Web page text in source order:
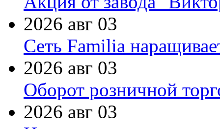
2026 авг 03
Сеть Familia
2026 авг 03
Оборот розничной
2026 авг 03